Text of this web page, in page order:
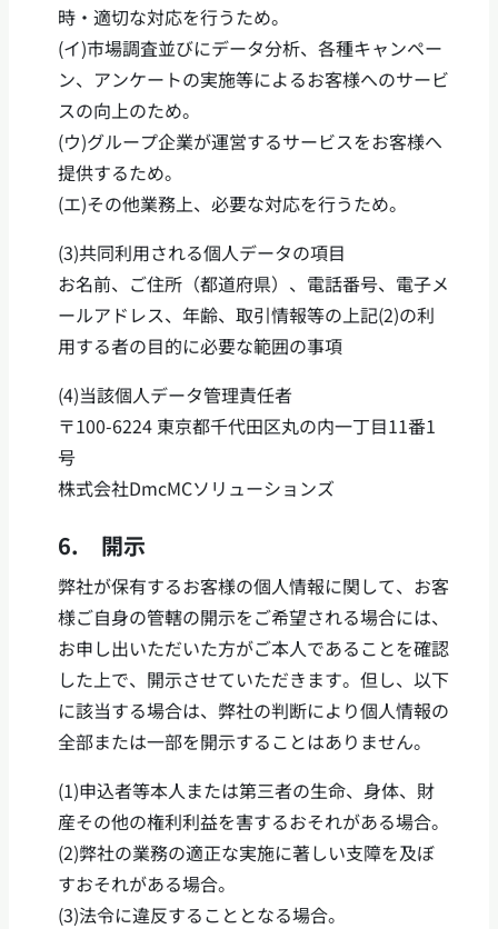
時・適切な対応を行うため。
(イ)市場調査並びにデータ分析、各種キャンペー
ン、アンケートの実施等によるお客様へのサービ
スの向上のため。
(ウ)グループ企業が運営するサービスをお客様へ
提供するため。
(エ)その他業務上、必要な対応を行うため。
(3)共同利用される個人データの項目
お名前、ご住所（都道府県）、電話番号、電子メ
ールアドレス、年齢、取引情報等の上記(2)の利
用する者の目的に必要な範囲の事項
(4)当該個人データ管理責任者
〒100-6224 東京都千代田区丸の内一丁目11番1
号
株式会社DmcMCソリューションズ
6. 開示
弊社が保有するお客様の個人情報に関して、お客
様ご自身の管轄の開示をご希望される場合には、
お申し出いただいた方がご本人であることを確認
した上で、開示させていただきます。但し、以下
に該当する場合は、弊社の判断により個人情報の
全部または一部を開示することはありません。
(1)申込者等本人または第三者の生命、身体、財
産その他の権利利益を害するおそれがある場合。
(2)弊社の業務の適正な実施に著しい支障を及ぼ
すおそれがある場合。
(3)法令に違反することとなる場合。